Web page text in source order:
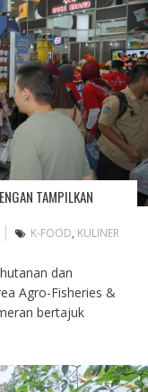
TAMPILKAN
K-FOOD, KULINER
dan
Agro-Fisheries &
bertajuk